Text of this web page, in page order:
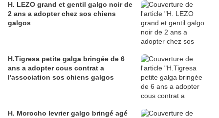
H. LEZO grand et gentil galgo noir de
2 ans a adopter chez sos chiens
galgos
H.Tigresa petite galga bringée de 6
ans a adopter cous contrat a
l'association sos chiens galgos
H. Morocho levrier galgo bringé agé